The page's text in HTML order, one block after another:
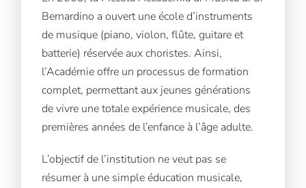
Bernardino a ouvert une école d’instruments
de musique (piano, violon, flûte, guitare et
batterie) réservée aux choristes. Ainsi,
l’Académie offre un processus de formation
complet, permettant aux jeunes générations
de vivre une totale expérience musicale, des
premières années de l’enfance à l’âge adulte.
L’objectif de l’institution ne veut pas se
résumer à une simple éducation musicale,